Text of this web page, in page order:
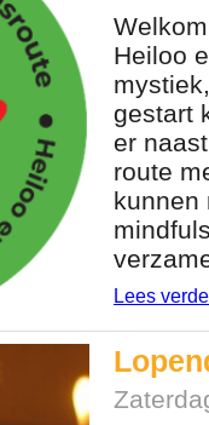
Heiloo
gestart
er
route
kunnen
Lees